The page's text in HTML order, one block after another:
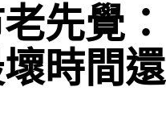
先覺：
時間還